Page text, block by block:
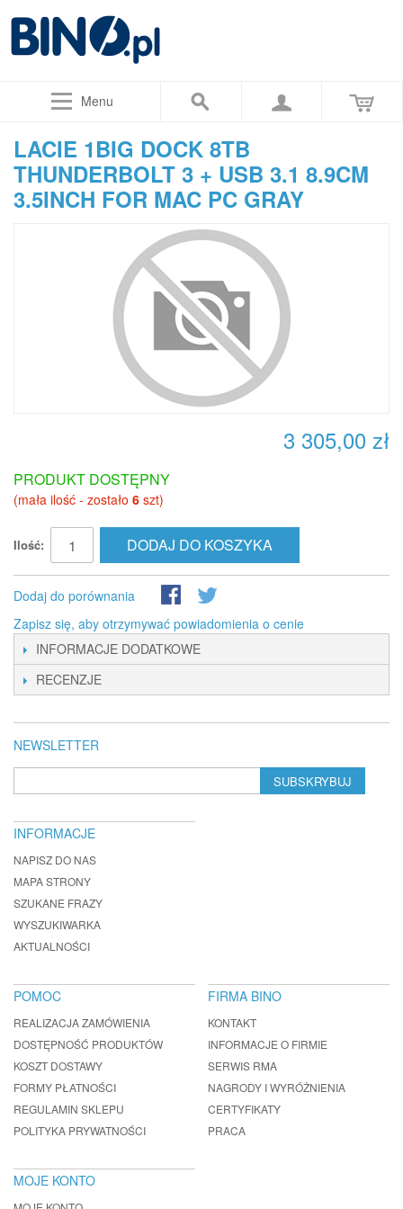
Menu
LACIE 1BIG DOCK 8TB
THUNDERBOLT 3 + USB 3.1 8.9CM
3.5INCH FOR MAC PC GRAY
3 305,00 zł
PRODUKT DOSTĘPNY
(mała ilość - zostało 6 szt)
Ilość: DODAJ DO KOSZYKA
Dodaj do porównania
Zapisz się, aby otrzymywać powiadomienia o cenie
INFORMACJE DODATKOWE
RECENZJE
NEWSLETTER
SUBSKRYBUJ
INFORMACJE
NAPISZ DO NAS
MAPA STRONY
SZUKANE FRAZY
WYSZUKIWARKA
AKTUALNOŚCI
POMOC
REALIZACJA ZAMÓWIENIA
DOSTĘPNOŚĆ PRODUKTÓW
KOSZT DOSTAWY
FORMY PŁATNOŚCI
REGULAMIN SKLEPU
POLITYKA PRYWATNOŚCI
FIRMA BINO
KONTAKT
INFORMACJE O FIRMIE
SERWIS RMA
NAGRODY I WYRÓŻNIENIA
CERTYFIKATY
PRACA
MOJE KONTO